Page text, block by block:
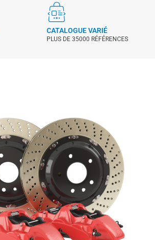
CATALOGUE VARIÉ
PLUS DE 35000 RÉFÉRENCES